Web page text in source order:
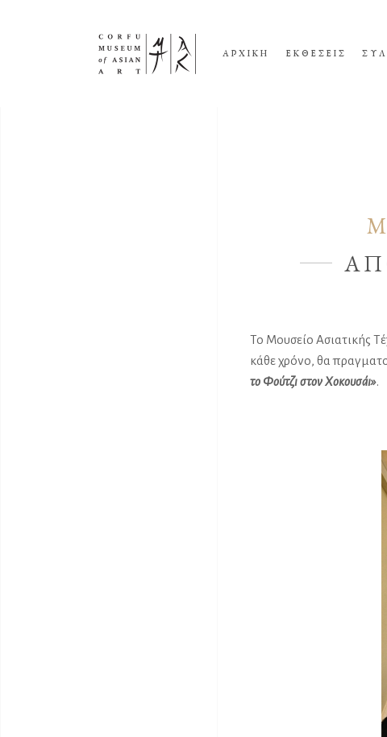
ΑΡΧΙΚΗ ΕΚΘΕΣΕΙΣ
Το Μουσείο Ασιατικής
κάθε χρόνο, θα
το Φούτζι στον Χοκουσάι».